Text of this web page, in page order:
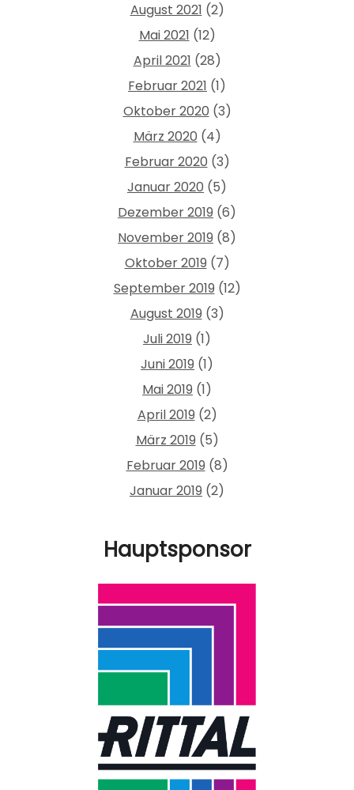
August 2021 (2)
Mai 2021 (12)
April 2021 (28)
Februar 2021 (1)
Oktober 2020 (3)
März 2020 (4)
Februar 2020 (3)
Januar 2020 (5)
Dezember 2019 (6)
November 2019 (8)
Oktober 2019 (7)
September 2019 (12)
August 2019 (3)
Juli 2019 (1)
Juni 2019 (1)
Mai 2019 (1)
April 2019 (2)
März 2019 (5)
Februar 2019 (8)
Januar 2019 (2)
Hauptsponsor